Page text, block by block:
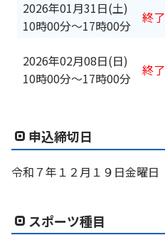
2026年01月31日(土)
10時00分〜17時00分
終了
2026年02月08日(日)
10時00分〜17時00分
終了
申込締切日
令和７年１２月１９日金曜日
スポーツ種目